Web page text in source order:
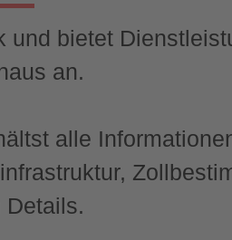
bietet
an.
alle
Details.